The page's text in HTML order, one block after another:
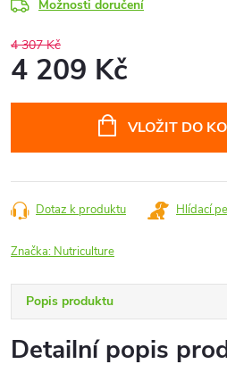
Možnosti doručení
4 307 Kč
4 209 Kč
VLOŽIT DO
Dotaz k produktu Hlídací
Značka: Nutriculture
Popis produktu
Detailní popis